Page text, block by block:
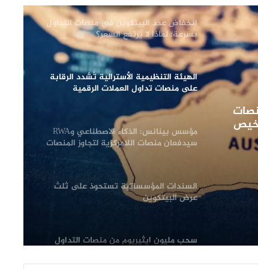
انخفاض عدد البيتكوين في منصات التداول
بسرعة: لماذا لا يرتفع السعر؟
الهيئة التنظيمية الأسترالية تُشدد الرقابة
على منصات تداول العملات الرقمية
الخاملة وتدعو لسحب التراخيص
مؤسس بينانس: الذكاء الاصطناعي وRWA
سيدفعان منصات اللامركزية لتجاوز المنصات
السندات المؤسساتية تستحوذ على ثلث
عرض البيتكوين
سحب مليون ايثيريوم من منصات التداول